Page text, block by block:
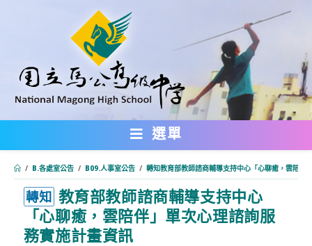
內
選單
/ B.各處室公告 / B09.人事室公告 / 轉知教育部教師諮商輔導支持中心「心聊癒，雲陪伴
轉知 教育部教師諮商輔導支持中心
「心聊癒，雲陪伴」單次心理諮詢服
務實施計畫資訊